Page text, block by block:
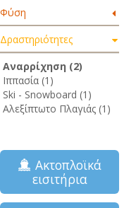
Φύση
Δραστηριότητες
Αναρρίχηση (2)
Ιππασία (1)
Ski - Snowboard (1)
Αλεξίπτωτο Πλαγιάς (1)
Ακτοπλοϊκά
εισιτήρια